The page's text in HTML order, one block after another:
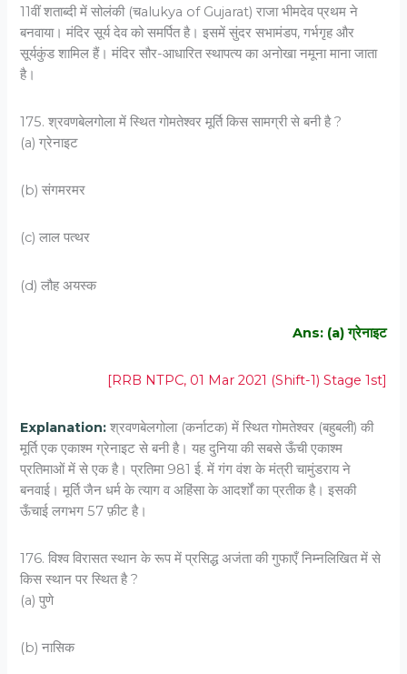
11वीं शताब्दी में सोलंकी (चalukya of Gujarat) राजा भीमदेव प्रथम ने
बनवाया। मंदिर सूर्य देव को समर्पित है। इसमें सुंदर सभामंडप, गर्भगृह और
सूर्यकुंड शामिल हैं। मंदिर सौर-आधारित स्थापत्य का अनोखा नमूना माना जाता
है।
175. श्रवणबेलगोला में स्थित गोमतेश्वर मूर्ति किस सामग्री से बनी है ?
(a) ग्रेनाइट
(b) संगमरमर
(c) लाल पत्थर
(d) लौह अयस्क
Ans: (a) ग्रेनाइट
[RRB NTPC, 01 Mar 2021 (Shift-1) Stage 1st]
Explanation: श्रवणबेलगोला (कर्नाटक) में स्थित गोमतेश्वर (बहुबली) की
मूर्ति एक एकाश्म ग्रेनाइट से बनी है। यह दुनिया की सबसे ऊँची एकाश्म
प्रतिमाओं में से एक है। प्रतिमा 981 ई. में गंग वंश के मंत्री चामुंडराय ने
बनवाई। मूर्ति जैन धर्म के त्याग व अहिंसा के आदर्शों का प्रतीक है। इसकी
ऊँचाई लगभग 57 फ़ीट है।
176. विश्व विरासत स्थान के रूप में प्रसिद्ध अजंता की गुफाएँ निम्नलिखित में से
किस स्थान पर स्थित है ?
(a) पुणे
(b) नासिक